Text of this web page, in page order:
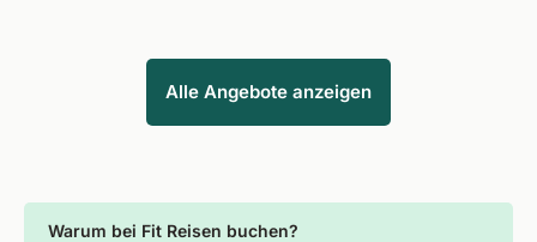
Alle Angebote anzeigen
Warum bei Fit Reisen buchen?